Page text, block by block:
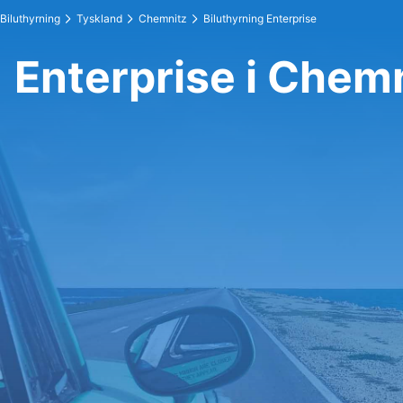
Biluthyrning Tyskland Chemnitz Biluthyrning Enterprise
Enterprise i